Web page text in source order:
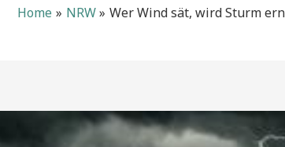
Home
NRW Wer Wind sät, wird Sturm